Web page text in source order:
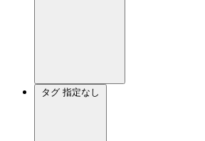
タグ 指定なし